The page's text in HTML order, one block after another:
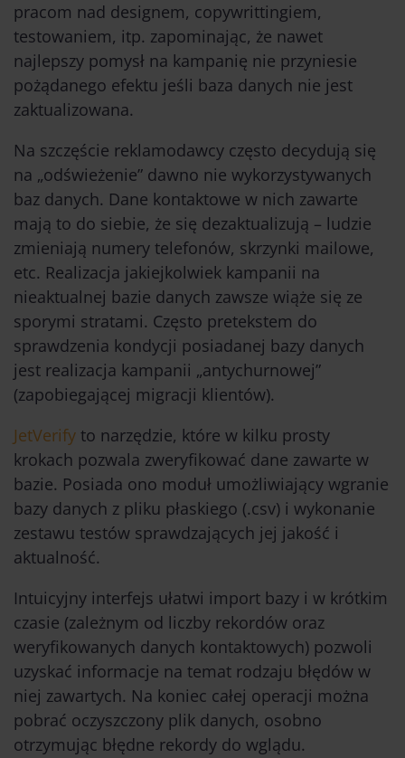
pracom nad designem, copywrittingiem,
testowaniem, itp. zapominając, że nawet
najlepszy pomysł na kampanię nie przyniesie
pożądanego efektu jeśli baza danych nie jest
zaktualizowana.
Na szczęście reklamodawcy często decydują się
na „odświeżenie” dawno nie wykorzystywanych
baz danych. Dane kontaktowe w nich zawarte
mają to do siebie, że się dezaktualizują – ludzie
zmieniają numery telefonów, skrzynki mailowe,
etc. Realizacja jakiejkolwiek kampanii na
nieaktualnej bazie danych zawsze wiąże się ze
sporymi stratami. Często pretekstem do
sprawdzenia kondycji posiadanej bazy danych
jest realizacja kampanii „antychurnowej”
(zapobiegającej migracji klientów).
JetVerify to narzędzie, które w kilku prosty
krokach pozwala zweryfikować dane zawarte w
bazie. Posiada ono moduł umożliwiający wgranie
bazy danych z pliku płaskiego (.csv) i wykonanie
zestawu testów sprawdzających jej jakość i
aktualność.
Intuicyjny interfejs ułatwi import bazy i w krótkim
czasie (zależnym od liczby rekordów oraz
weryfikowanych danych kontaktowych) pozwoli
uzyskać informacje na temat rodzaju błędów w
niej zawartych. Na koniec całej operacji można
pobrać oczyszczony plik danych, osobno
otrzymując błędne rekordy do wglądu.